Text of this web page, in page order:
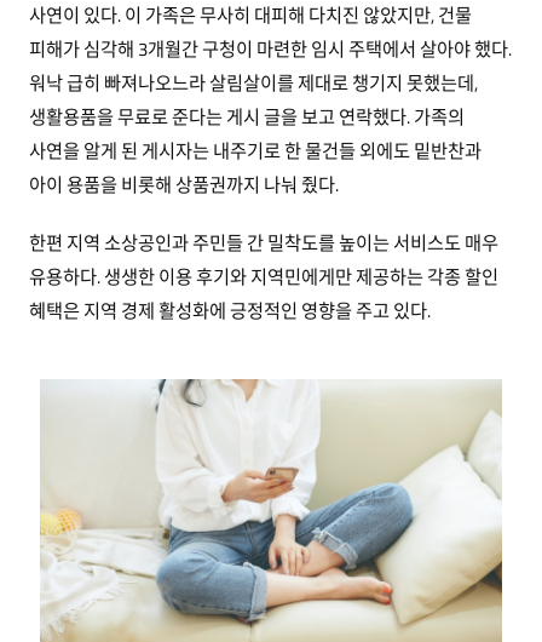
사연이 있다. 이 가족은 무사히 대피해 다치진 않았지만, 건물
피해가 심각해 3개월간 구청이 마련한 임시 주택에서 살아야 했다.
워낙 급히 빠져나오느라 살림살이를 제대로 챙기지 못했는데,
생활용품을 무료로 준다는 게시 글을 보고 연락했다. 가족의
사연을 알게 된 게시자는 내주기로 한 물건들 외에도 밑반찬과
아이 용품을 비롯해 상품권까지 나눠 줬다.
한편 지역 소상공인과 주민들 간 밀착도를 높이는 서비스도 매우
유용하다. 생생한 이용 후기와 지역민에게만 제공하는 각종 할인
혜택은 지역 경제 활성화에 긍정적인 영향을 주고 있다.